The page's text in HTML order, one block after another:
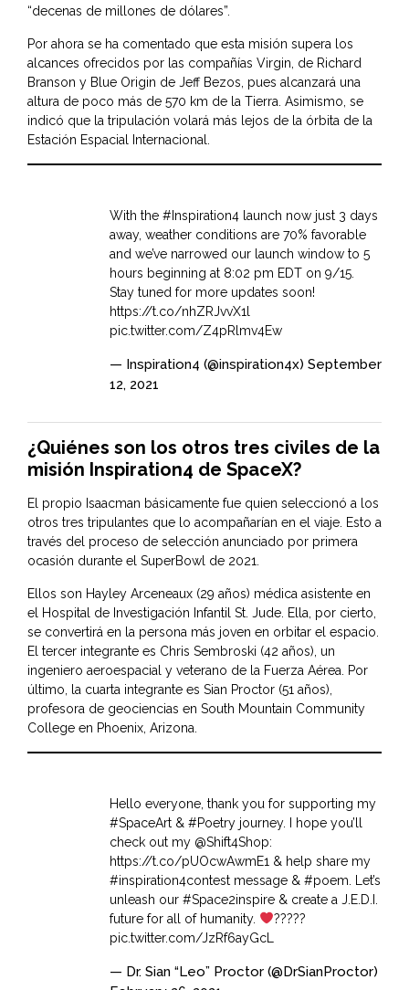
“decenas de millones de dólares”.
Por ahora se ha comentado que esta misión supera los
alcances ofrecidos por las compañías Virgin, de Richard
Branson y Blue Origin de Jeff Bezos, pues alcanzará una
altura de poco más de 570 km de la Tierra. Asimismo, se
indicó que la tripulación volará más lejos de la órbita de la
Estación Espacial Internacional.
With the #Inspiration4 launch now just 3 days
away, weather conditions are 70% favorable
and we’ve narrowed our launch window to 5
hours beginning at 8:02 pm EDT on 9/15.
Stay tuned for more updates soon!
https://t.co/nhZRJvvX1l
pic.twitter.com/Z4pRlmv4Ew
— Inspiration4 (@inspiration4x) September
12, 2021
¿Quiénes son los otros tres civiles de la
misión Inspiration4 de SpaceX?
El propio Isaacman básicamente fue quien seleccionó a los
otros tres tripulantes que lo acompañarían en el viaje. Esto a
través del proceso de selección anunciado por primera
ocasión durante el SuperBowl de 2021.
Ellos son Hayley Arceneaux (29 años) médica asistente en
el Hospital de Investigación Infantil St. Jude. Ella, por cierto,
se convertirá en la persona más joven en orbitar el espacio.
El tercer integrante es Chris Sembroski (42 años), un
ingeniero aeroespacial y veterano de la Fuerza Aérea. Por
último, la cuarta integrante es Sian Proctor (51 años),
profesora de geociencias en South Mountain Community
College en Phoenix, Arizona.
Hello everyone, thank you for supporting my
#SpaceArt & #Poetry journey. I hope you’ll
check out my @Shift4Shop:
https://t.co/pUOcwAwmE1 & help share my
#inspiration4contest message & #poem . Let’s
unleash our #Space2inspire & create a J.E.D.I.
future for all of humanity.
???‍??
pic.twitter.com/JzRf6ayGcL
— Dr. Sian “Leo” Proctor (@DrSianProctor)